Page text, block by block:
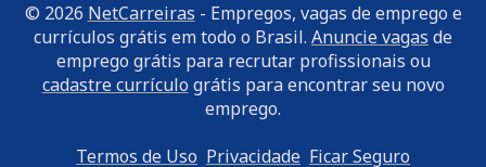
© 2026 NetCarreiras - Empregos, vagas de emprego e
currículos grátis em todo o Brasil. Anuncie vagas de
emprego grátis para recrutar profissionais ou
cadastre currículo grátis para encontrar seu novo
emprego.
Termos de Uso Privacidade Ficar Seguro